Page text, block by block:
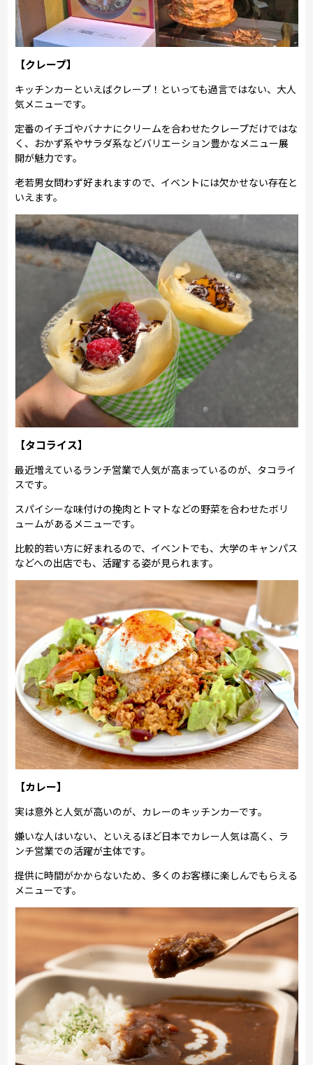
【クレープ】
キッチンカーといえばクレープ！といっても過言ではない、大人
気メニューです。
定番のイチゴやバナナにクリームを合わせたクレープだけではな
く、おかず系やサラダ系などバリエーション豊かなメニュー展
開が魅力です。
老若男女問わず好まれますので、イベントには欠かせない存在と
いえます。
【タコライス】
最近増えているランチ営業で人気が高まっているのが、タコライ
スです。
スパイシーな味付けの挽肉とトマトなどの野菜を合わせたボリ
ュームがあるメニューです。
比較的若い方に好まれるので、イベントでも、大学のキャンパス
などへの出店でも、活躍する姿が見られます。
【カレー】
実は意外と人気が高いのが、カレーのキッチンカーです。
嫌いな人はいない、といえるほど日本でカレー人気は高く、ラ
ンチ営業での活躍が主体です。
提供に時間がかからないため、多くのお客様に楽しんでもらえる
メニューです。